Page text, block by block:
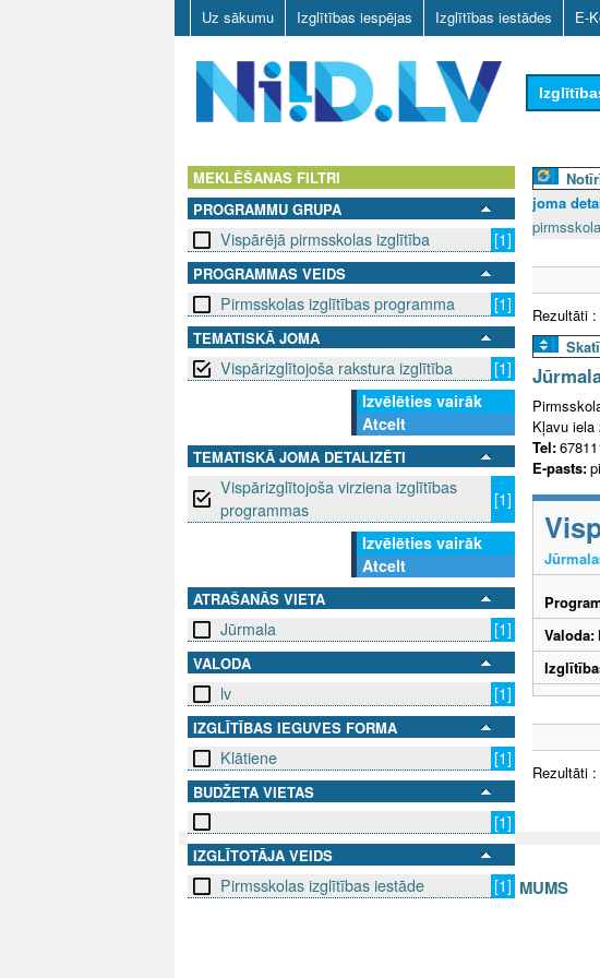
Uz sākumu Izglītības iespējas Izglītības iestādes E-
D
L
MEKLĒŠANAS FILTRI
PROGRAMMU GRUPA
Vispārējā pirmsskolas izglītība [1]
PROGRAMMAS VEIDS
Pirmsskolas izglītības programma [1]
TEMATISKĀ JOMA
Vispārizglītojoša rakstura izglītība
[1]
Izvēlēties vairāk
Atcelt
TEMATISKĀ JOMA DETALIZĒTI
Vispārizglītojoša virziena izglītības
programmas
[1]
Izvēlēties vairāk
Atcelt
ATRAŠANĀS VIETA
Jūrmala [1]
VALODA
lv [1]
IZGLĪTĪBAS IEGUVES FORMA
Klātiene [1]
BUDŽETA VIETAS
[1]
IZGLĪTOTĀJA VEIDS
Pirmsskolas izglītības iestāde [1]
joma
Rezultāti
Kļavu iela
Tel:
E-pasts:
Valoda:
Rezultāti
SEKO MUMS SAZINIES AR MUMS